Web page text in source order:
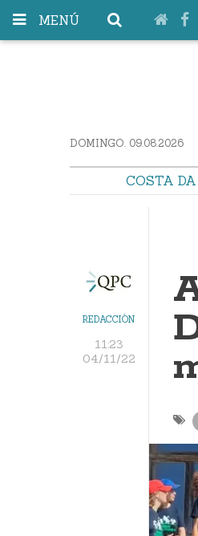
MENÚ
DOMINGO. 09.08.2026
COSTA
REDACCIÓN
11:23
04/11/22